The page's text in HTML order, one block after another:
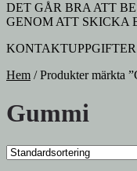
DET GÅR BRA ATT
GENOM ATT SKICKA
Hem /Produkter märkta
Gummi